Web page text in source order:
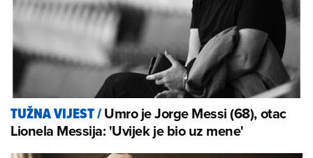
TUŽNA VIJEST/Umro je Jorge Messi (68), otac
Lionela Messija: 'Uvijek je bio uz mene'